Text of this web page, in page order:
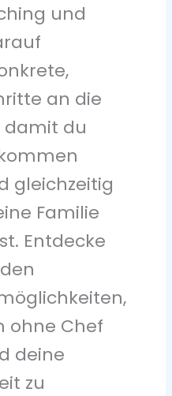
und
an die
damit du
gleichzeitig
Familie
Entdecke
ohne Chef
deine
zu